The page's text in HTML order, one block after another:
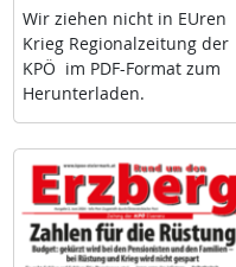
Wir zie­hen nicht in EU­ren
Krieg Re­gio­nal­zei­tung der
KPÖ im PDF-For­mat zum
Her­un­ter­la­den.